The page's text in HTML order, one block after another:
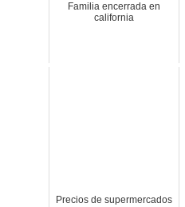
Familia encerrada en
california
Precios de supermercados